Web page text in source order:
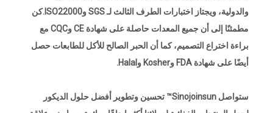
والدولية، ويجتاز اختبارات الطرف الثالث لـ SGS وISO22000.كن
مطمئنًا إلى أن جميع المعدات حاصلة على شهادة CE وCQC مع
براءة اختراع التصميم، كما أن الحبر الصالح للأكل للطابعات حصل
أيضًا على شهادة FDA وKosher وHalal.
ستواصل Sinojoinsun™ تحسين وتطوير أفضل حلول الديكور